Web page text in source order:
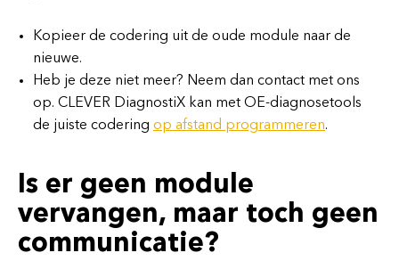
Kopieer de codering uit de oude module naar de
nieuwe.
Heb je deze niet meer? Neem dan contact met ons
op. CLEVER DiagnostiX kan met OE-diagnosetools
de juiste codering op afstand programmeren.
Is er geen module
vervangen, maar toch geen
communicatie?